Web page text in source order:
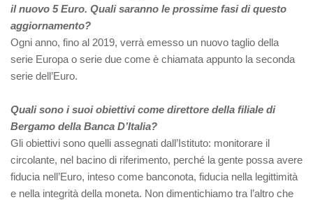
il nuovo 5 Euro. Quali saranno le prossime fasi di questo
aggiornamento?
Ogni anno, fino al 2019, verrà emesso un nuovo taglio della
serie Europa o serie due come è chiamata appunto la seconda
serie dell’Euro.
Quali sono i suoi obiettivi come direttore della filiale di
Bergamo della Banca D’Italia?
Gli obiettivi sono quelli assegnati dall’Istituto: monitorare il
circolante, nel bacino di riferimento, perché la gente possa avere
fiducia nell’Euro, inteso come banconota, fiducia nella legittimità
e nella integrità della moneta. Non dimentichiamo tra l’altro che